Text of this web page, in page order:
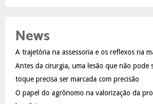
h
o
r
:
News
A trajetória na assessoria e os reflexos na
Antes da cirurgia, uma lesão que não pode
toque precisa ser marcada com precisão
O papel do agrônomo na valorização da